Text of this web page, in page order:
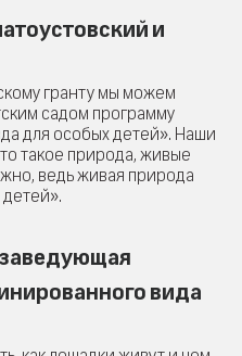
и
гранту мы можем
садом программу
для особых детей». Наши
такое природа, живые
ведь живая природа
заведующая
вида